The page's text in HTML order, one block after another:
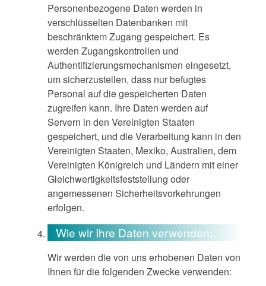
Personenbezogene Daten werden in
verschlüsselten Datenbanken mit
beschränktem Zugang gespeichert. Es
werden Zugangskontrollen und
Authentifizierungsmechanismen eingesetzt,
um sicherzustellen, dass nur befugtes
Personal auf die gespeicherten Daten
zugreifen kann. Ihre Daten werden auf
Servern in den Vereinigten Staaten
gespeichert, und die Verarbeitung kann in den
Vereinigten Staaten, Mexiko, Australien, dem
Vereinigten Königreich und Ländern mit einer
Gleichwertigkeitsfeststellung oder
angemessenen Sicherheitsvorkehrungen
erfolgen.
Wie wir Ihre Daten verwenden:
Wir werden die von uns erhobenen Daten von
Ihnen für die folgenden Zwecke verwenden: